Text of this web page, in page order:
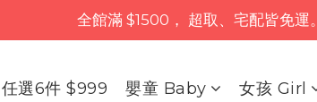
全館滿 $1500， 超取、宅配皆免運。
選6件 $999 嬰童 Baby 女孩 Girl